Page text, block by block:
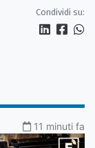
Condividi su:
11 minuti fa